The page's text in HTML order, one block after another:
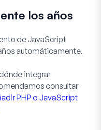
los años
de JavaScript
automáticamente.
integrar
consultar
PHP o JavaScript